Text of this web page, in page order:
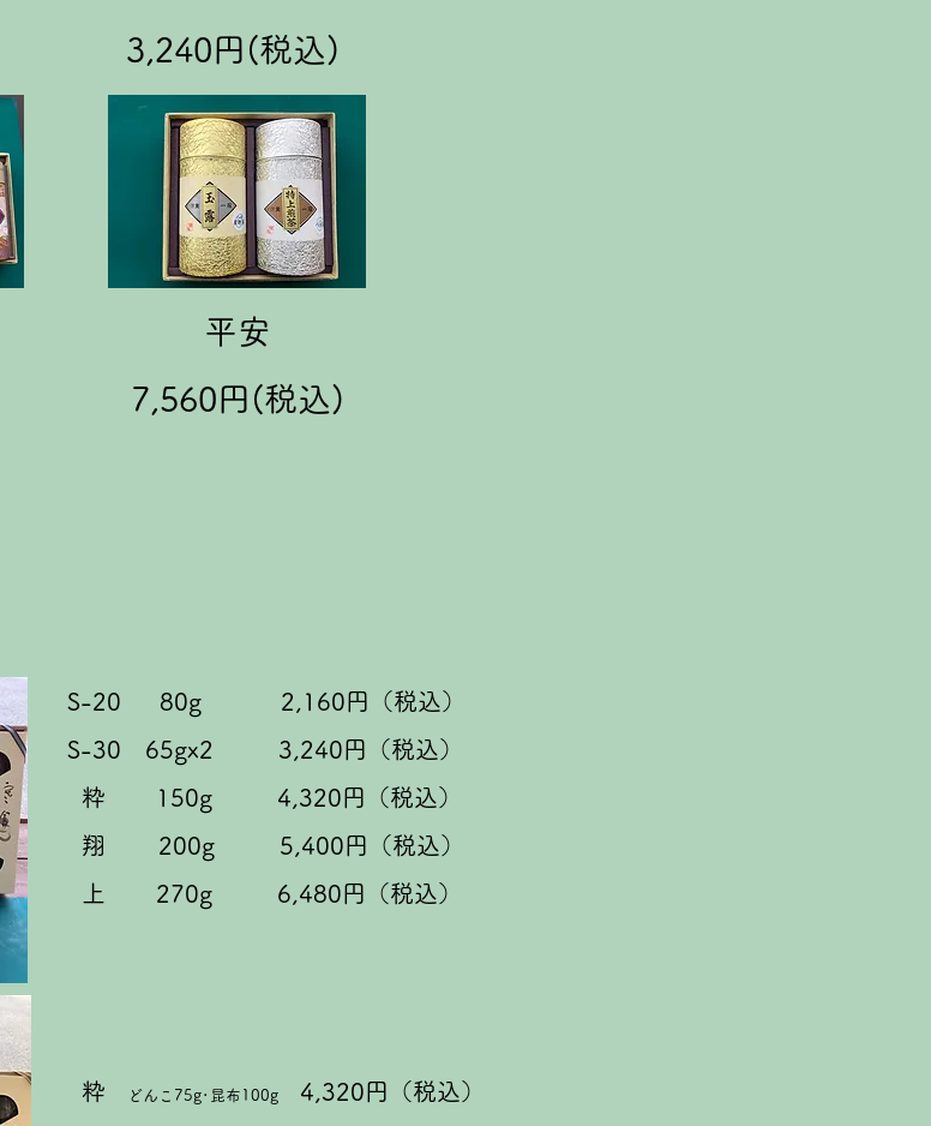
3,240円(税込)
平安
7,560円(税込)
S-20 80g 2,160円（税込）
S-30 65gx2 3,240円（税込）
粋 150g 4,320円（税込）
翔 200g 5,400円（税込）
上 270g 6,480円（税込）
粋 どんこ75g･昆布100g
4,320円（税込）